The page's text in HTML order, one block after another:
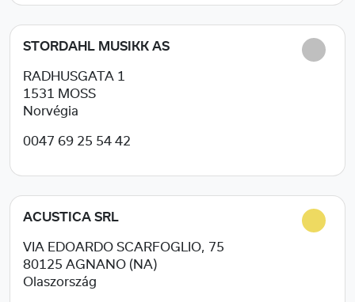
STORDAHL MUSIKK AS
RADHUSGATA 1
1531
MOSS
Norvégia
0047 69 25 54 42
ACUSTICA SRL
VIA EDOARDO SCARFOGLIO, 75
80125 AGNANO (NA)
Olaszország